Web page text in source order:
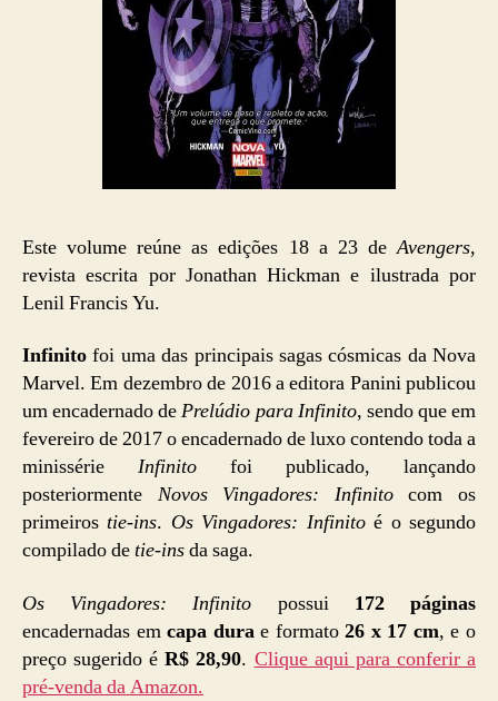
Este volume reúne as edições 18 a 23 deAvengers,
revista escrita por Jonathan Hickman e ilustrada por
Lenil Francis Yu.
Infinito foi uma das principais sagas cósmicas da Nova
Marvel. Em dezembro de 2016 a editora Panini publicou
um encadernado dePrelúdio para Infinito, sendo que em
fevereiro de 2017 o encadernado de luxo contendo toda a
minissérie Infinito foi publicado, lançando
posteriormente Novos Vingadores: Infinitocom os
primeirostie-ins. Os Vingadores: Infinitoé o segundo
compilado detie-insda saga.
Os Vingadores: Infinito possui 172 páginas
encadernadas emcapa durae formato26 x 17 cm, e o
preço sugerido éR$ 28,90. Clique aqui para conferir a
pré-venda da Amazon.